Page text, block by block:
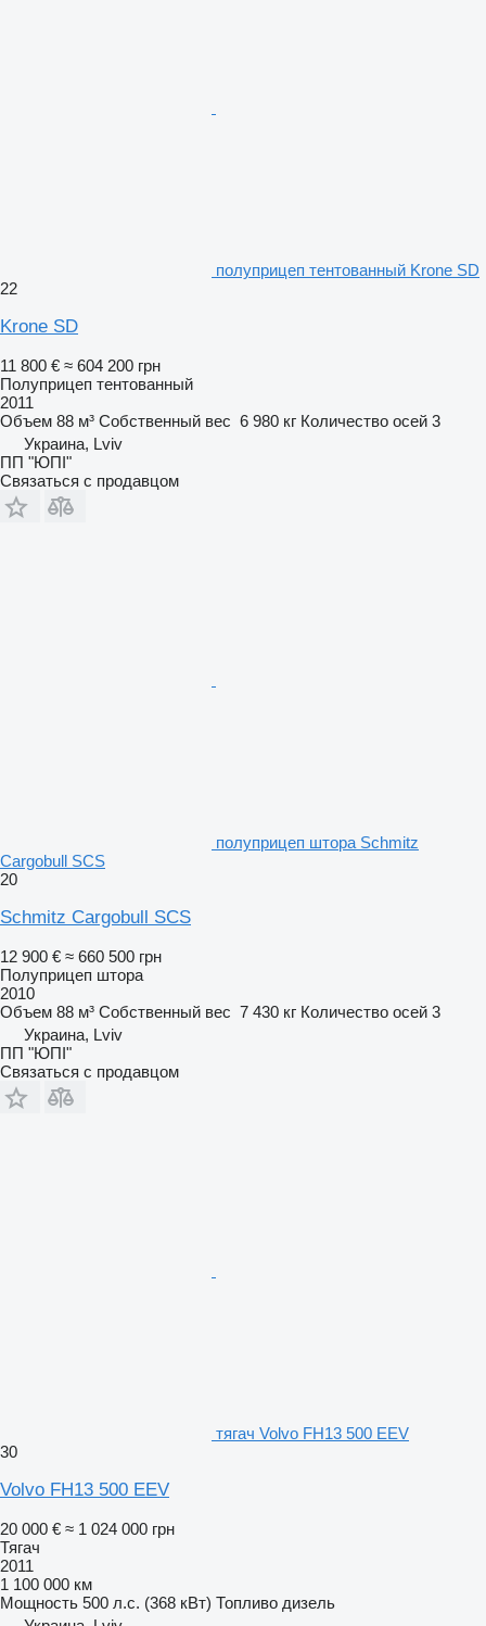
полуприцеп тентованный Krone SD
22
Krone SD
11 800 € ≈ 604 200 грн
Полуприцеп тентованный
2011
Объем 88 м³ Собственный вес 6 980 кг Количество осей 3
Украина, Lviv
ПП "ЮПІ"
Связаться с продавцом
полуприцеп штора Schmitz
Cargobull SCS
20
Schmitz Cargobull SCS
12 900 € ≈ 660 500 грн
Полуприцеп штора
2010
Объем 88 м³ Собственный вес 7 430 кг Количество осей 3
Украина, Lviv
ПП "ЮПІ"
Связаться с продавцом
тягач Volvo FH13 500 EEV
30
Volvo FH13 500 EEV
20 000 € ≈ 1 024 000 грн
Тягач
2011
1 100 000 км
Мощность 500 л.с. (368 кВт) Топливо дизель